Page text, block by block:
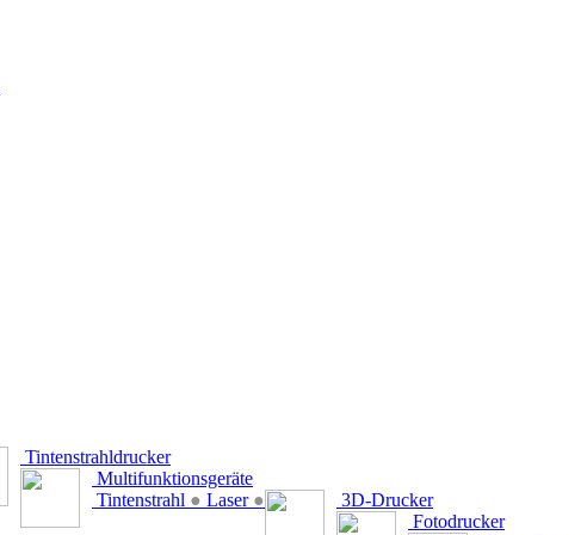
Tintenstrahldrucker
Multifunktionsgeräte
Tintenstrahl ● Laser ●
3D-Drucker
Fotodrucker